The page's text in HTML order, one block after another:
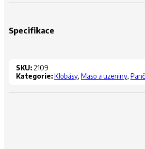
Specifikace
SKU: 2109
Kategorie:Klobásy, Maso a uzeniny,